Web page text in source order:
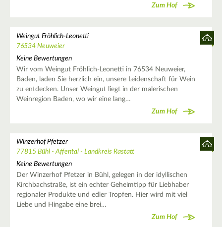
Zum Hof
Weingut Fröhlich-Leonetti
76534 Neuweier
Keine Bewertungen
Wir vom Weingut Fröhlich-Leonetti in 76534 Neuweier,
Baden, laden Sie herzlich ein, unsere Leidenschaft für Wein
zu entdecken. Unser Weingut liegt in der malerischen
Weinregion Baden, wo wir eine lang…
Zum Hof
Winzerhof Pfetzer
77815 Bühl - Affental - Landkreis Rastatt
Keine Bewertungen
Der Winzerhof Pfetzer in Bühl, gelegen in der idyllischen
Kirchbachstraße, ist ein echter Geheimtipp für Liebhaber
regionaler Produkte und edler Tropfen. Hier wird mit viel
Liebe und Hingabe eine brei…
Zum Hof